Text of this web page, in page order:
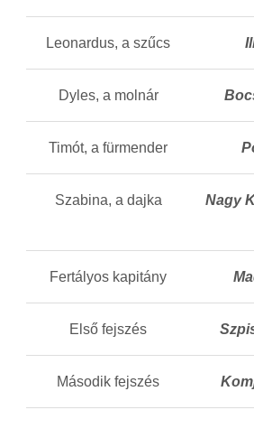
Leonardus, a szűcs
Dyles, a molnár
Timót, a fürmender
Szabina, a dajka
Nagy
Fertályos kapitány
Első fejszés
Második fejszés